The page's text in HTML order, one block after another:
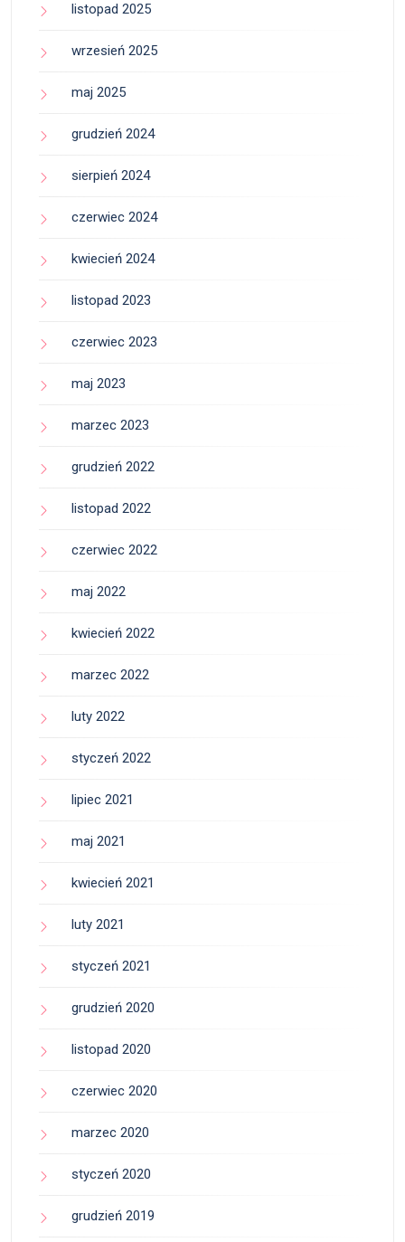
listopad 2025
wrzesień 2025
maj 2025
grudzień 2024
sierpień 2024
czerwiec 2024
kwiecień 2024
listopad 2023
czerwiec 2023
maj 2023
marzec 2023
grudzień 2022
listopad 2022
czerwiec 2022
maj 2022
kwiecień 2022
marzec 2022
luty 2022
styczeń 2022
lipiec 2021
maj 2021
kwiecień 2021
luty 2021
styczeń 2021
grudzień 2020
listopad 2020
czerwiec 2020
marzec 2020
styczeń 2020
grudzień 2019